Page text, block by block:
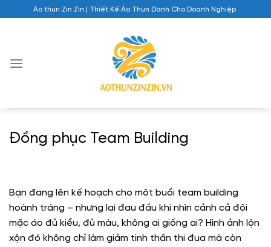
Áo thun Zin Zin | Thiết Kế Áo Thun Dành Cho Doanh Nghiệp.
Đồng phục Team Building
Bạn đang lên kế hoạch cho một buổi team building
hoành tráng – nhưng lại đau đầu khi nhìn cảnh cả đội
mặc áo đủ kiểu, đủ màu, không ai giống ai? Hình ảnh lộn
xộn đó không chỉ làm giảm tinh thần thi đua mà còn